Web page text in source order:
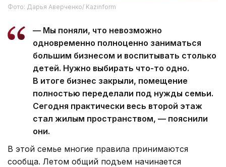
Фото: Дарья Аверченко/ Kazinform
— Мы поняли, что невозможно
одновременно полноценно заниматься
большим бизнесом и воспитывать столько
детей. Нужно выбирать что-то одно.
В итоге бизнес закрыли, помещение
полностью переделали под нужды семьи.
Сегодня практически весь второй этаж
стал жилым пространством, — пояснили
они.
В этой семье многие правила принимаются
сообща. Летом общий подъем начинается